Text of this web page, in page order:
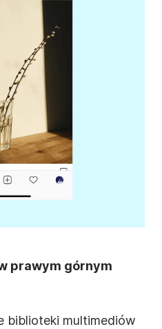
prawym górnym
biblioteki multimediów